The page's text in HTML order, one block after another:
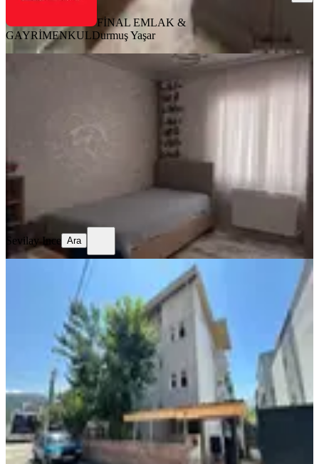
FİNAL EMLAK &
GAYRİMENKULDurmuş Yaşar
Osmaniye Ekonomik Daire
Merkez, Raufbey Mahallesi
1. Kat
3.600.000 ₺ Geri Dönüş:
Sevilay Ince Ara
Azad- Fatih Mahallesinde ( 368 M2 )
Arsa İçerisinde Müstakil Ev
Merkez, Fatih Mahallesi
3+1·150 m² ·03.07.2026
9.000.000 ₺
Azad Gayrimenkul OsmaniyeMehmet Azad Kaya